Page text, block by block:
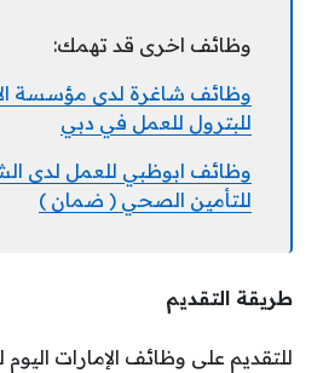
وظائف اخرى قد تهمك:
وظائف شاغرة لدى مؤسسة
للبترول للعمل في دبي
وظائف ابوظبي للعمل لدى
للتأمين الصحي ( ضمان )
طريقة التقديم